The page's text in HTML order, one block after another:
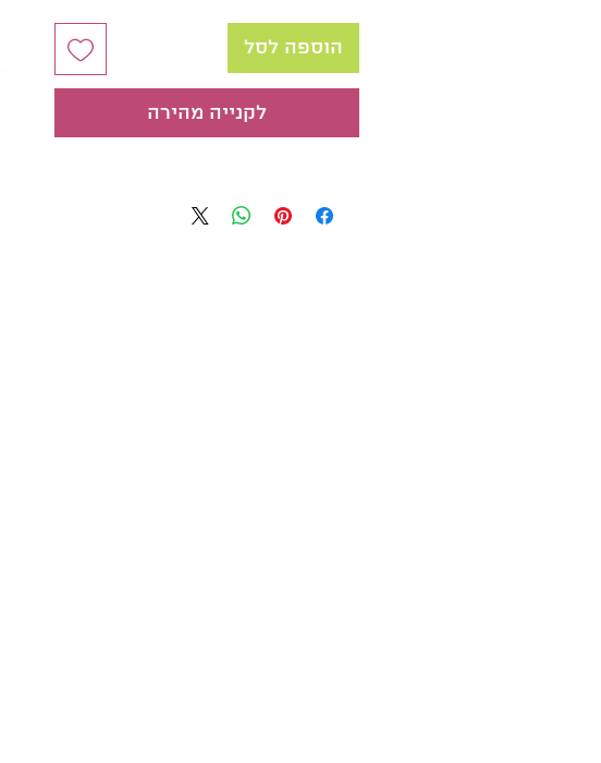
הוספה לסל
לקנייה מהירה